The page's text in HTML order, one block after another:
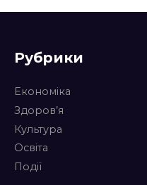
Рубрики
Економіка
Здоров’я
Культура
Освіта
Події